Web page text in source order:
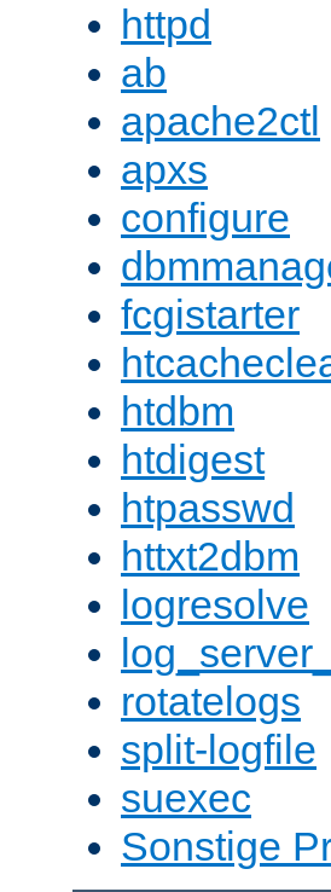
httpd
ab
apache2ctl
apxs
configure
fcgistarter
htdbm
htdigest
htpasswd
httxt2dbm
logresolve
rotatelogs
split-logfile
suexec
Sonstige